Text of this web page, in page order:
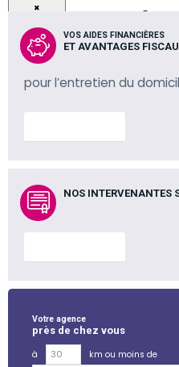
×
VOS AIDES FINANCIÈRES
ET AVANTAGES
pour l’entretien du
NOS INTERVENANTES
Votre agence
près de chez vous
à
km ou moins de